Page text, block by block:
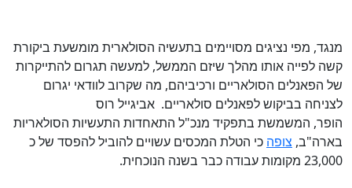
מנגד, מפי נציגים מסויימים בתעשיה הסולארית מומשעת ביקורת
קשה לפייה אותו מהלך שיזם הממשל, למעשה תגרום להתייקרות
של הפאנלים הסולאריים ורכיביהם, מה שקרוב לוודאי יגרום
לצניחה בביקוש לפאנלים סולאריים. אביגייל רוס
הופר, המשמשת בתפקיד מנכ"ל התאחדות התעשיות הסולאריות
בארה"ב, צופה כי הטלת המכסים עשויים להוביל להפסד של כ
23,000 מקומות עבודה כבר בשנה הנוכחית.